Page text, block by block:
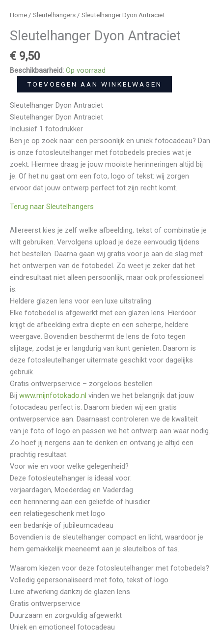
Home / Sleutelhangers / Sleutelhanger Dyon Antraciet
Sleutelhanger Dyon Antraciet
€ 9,50
Beschikbaarheid: Op voorraad
TOEVOEGEN AAN WINKELWAGEN
Sleutelhanger Dyon Antraciet
Sleutelhanger Dyon Antraciet
Inclusief 1 fotodrukker
Ben je op zoek naar een persoonlijk en uniek fotocadeau? Dan
is onze fotosleutelhanger met fotobedels precies wat je
zoekt. Hiermee draag je jouw mooiste herinneringen altijd bij
je. Of het nu gaat om een foto, logo of tekst: wij zorgen
ervoor dat jouw ontwerp perfect tot zijn recht komt.
Terug naar Sleutelhangers
Allereerst kies je zelf welke afbeelding, tekst of combinatie je
wilt gebruiken. Vervolgens upload je deze eenvoudig tijdens
het bestellen. Daarna gaan wij gratis voor je aan de slag met
het ontwerpen van de fotobedel. Zo weet je zeker dat het
eindresultaat niet alleen persoonlijk, maar ook professioneel
is.
Heldere glazen lens voor een luxe uitstraling
Elke fotobedel is afgewerkt met een glazen lens. Hierdoor
krijgt de afbeelding extra diepte en een scherpe, heldere
weergave. Bovendien beschermt de lens de foto tegen
slijtage, zodat je er langdurig van kunt genieten. Daarom is
deze fotosleutelhanger uitermate geschikt voor dagelijks
gebruik.
Gratis ontwerpservice – zorgeloos bestellen
Bij www.mijnfotokado.nl vinden we het belangrijk dat jouw
fotocadeau perfect is. Daarom bieden wij een gratis
ontwerpservice aan. Daarnaast controleren we de kwaliteit
van je foto of logo en passen we het ontwerp aan waar nodig.
Zo hoef jij nergens aan te denken en ontvang je altijd een
prachtig resultaat.
Voor wie en voor welke gelegenheid?
Deze fotosleutelhanger is ideaal voor:
verjaardagen, Moederdag en Vaderdag
een herinnering aan een geliefde of huisdier
een relatiegeschenk met logo
een bedankje of jubileumcadeau
Bovendien is de sleutelhanger compact en licht, waardoor je
hem gemakkelijk meeneemt aan je sleutelbos of tas.
Waarom kiezen voor deze fotosleutelhanger met fotobedels?
Volledig gepersonaliseerd met foto, tekst of logo
Luxe afwerking dankzij de glazen lens
Gratis ontwerpservice
Duurzaam en zorgvuldig afgewerkt
Uniek en emotioneel fotocadeau